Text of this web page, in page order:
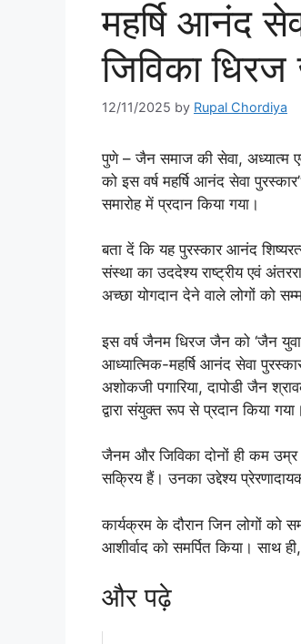
महर्षि आनंद
जिविका
12/11/2025 by Rupal Chordiya
पुणे – जैन समाज की सेवा, अध्यात्म
को इस वर्ष महर्षि आनंद सेवा
समारोह में प्रदान किया गया।
बता दें कि यह पुरस्कार आनंद
संस्था का उददेश्य राष्ट्रीय एवं
अच्छा योगदान देने वाले लोगों को
इस वर्ष जैनम धिरज जैन को ‘जैन
आध्यात्मिक-महर्षि आनंद सेवा
अशोकजी पगारिया, दापोडी जैन
द्वारा संयुक्त रूप से प्रदान किया गया।
जैनम और जिविका दोनों ही कम
सक्रिय हैं। उनका उ‌द्देश्य
कार्यक्रम के दौरान जिन लोगों को
आशीर्वाद को समर्पित किया। साथ
और पढ़े